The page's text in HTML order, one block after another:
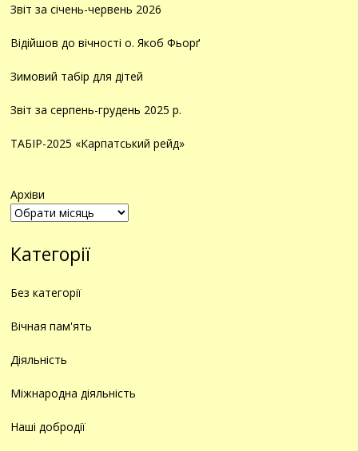
Звіт за січень-червень 2026
Відійшов до вічності о. Якоб Фьорґ
Зимовий табір для дітей
Звіт за серпень-грудень 2025 р.
ТАБІР-2025 «Карпатський рейд»
Архіви
Категорії
Без категорії
Вічная пам'ять
Діяльність
Міжнародна діяльність
Наші добродії